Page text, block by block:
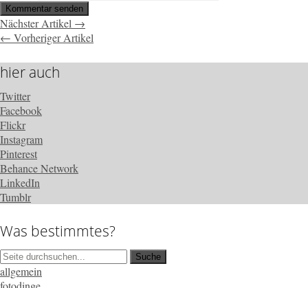
Nächster Artikel →
← Vorheriger Artikel
hier auch
Twitter
Facebook
Flickr
Instagram
Pinterest
Behance Network
LinkedIn
Tumblr
Was bestimmtes?
allgemein